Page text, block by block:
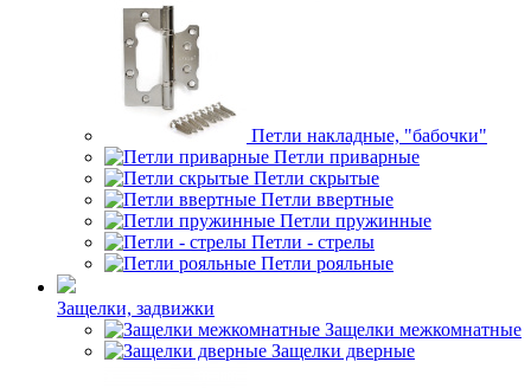
Петли накладные, "бабочки"
Петли приварные
Петли скрытые
Петли ввертные
Петли пружинные
Петли - стрелы
Петли рояльные
Защелки, задвижки
Защелки межкомнатные
Защелки дверные